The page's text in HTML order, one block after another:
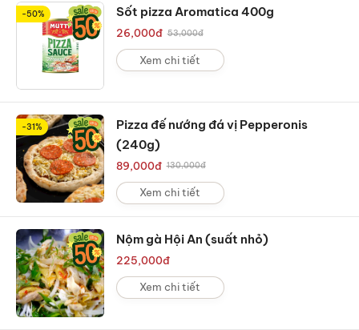
-50% Sốt pizza Aromatica 400g
26,000đ 53,000đ
Xem chi tiết
-31%
Pizza đế nướng đá vị Pepperonis
(240g)
89,000đ 130,000đ
Xem chi tiết
Nộm gà Hội An (suất nhỏ)
225,000đ
Xem chi tiết